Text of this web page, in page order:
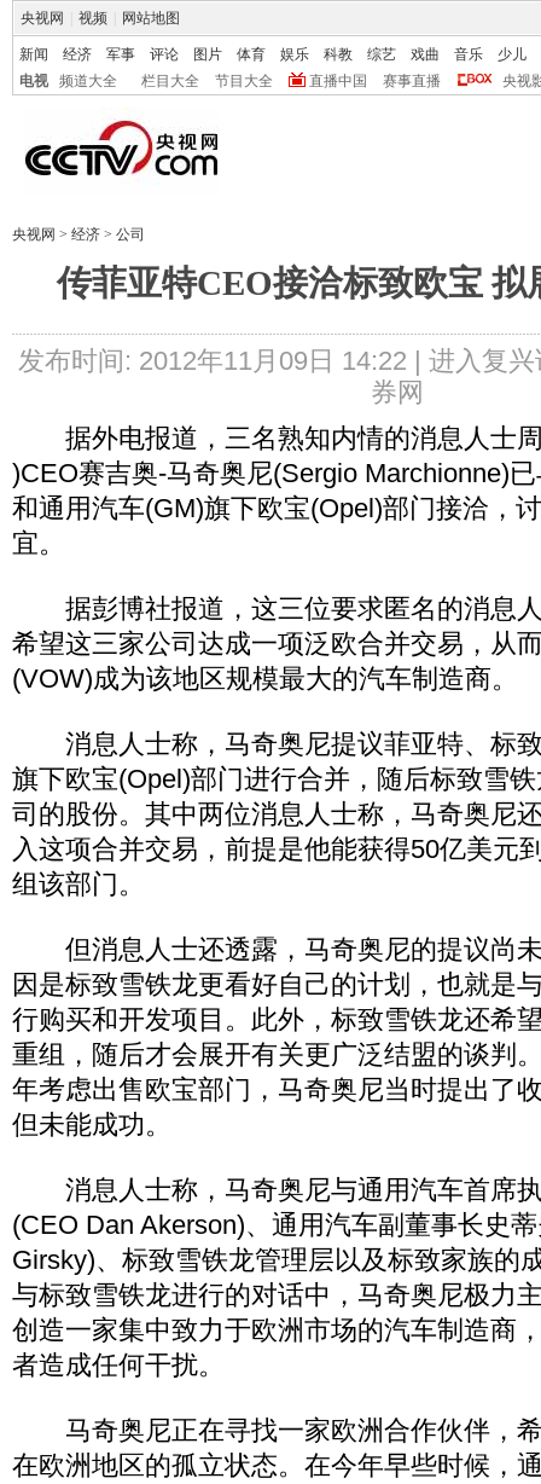
央视网 视频 网站地图
新闻 经济 军事 评论 图片 体育 娱乐 科教 综艺 戏曲 音乐
少儿
电视
频道大全 栏目大全 节目大全 直播中国 赛事直播 央视
央视网 > 经济 > 公司
传菲亚特CEO接洽标致欧宝 拟
发布时间: 2012年11月09日 14:22 | 进入复兴
券网
据外电报道，三名熟知内情的消息人士周
)CEO赛吉奥-马奇奥尼(Sergio Marchionne)
和通用汽车(GM)旗下欧宝(Opel)部门接洽，
宜。
据彭博社报道，这三位要求匿名的消息
希望这三家公司达成一项泛欧合并交易，从
(VOW)成为该地区规模最大的汽车制造商。
消息人士称，马奇奥尼提议菲亚特、标
旗下欧宝(Opel)部门进行合并，随后标致雪
司的股份。其中两位消息人士称，马奇奥尼
入这项合并交易，前提是他能获得50亿美元
组该部门。
但消息人士还透露，马奇奥尼的提议尚
因是标致雪铁龙更看好自己的计划，也就是
行购买和开发项目。此外，标致雪铁龙还希
重组，随后才会展开有关更广泛结盟的谈判
年考虑出售欧宝部门，马奇奥尼当时提出了
但未能成功。
消息人士称，马奇奥尼与通用汽车首席
(CEO Dan Akerson)、通用汽车副董事长史
Girsky)、标致雪铁龙管理层以及标致家族的
与标致雪铁龙进行的对话中，马奇奥尼极力
创造一家集中致力于欧洲市场的汽车制造商
者造成任何干扰。
马奇奥尼正在寻找一家欧洲合作伙伴，
在欧洲地区的孤立状态。在今年早些时候，